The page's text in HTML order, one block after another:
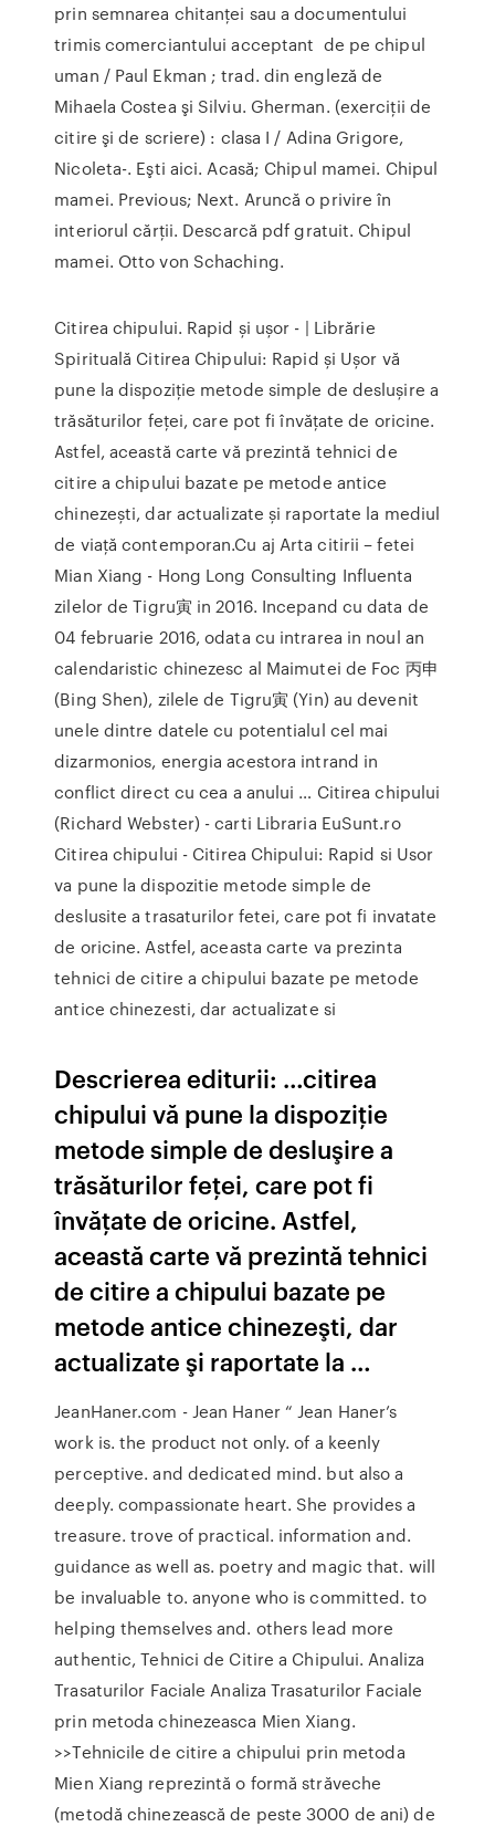
prin semnarea chitanţei sau a documentului
trimis comerciantului acceptant de pe chipul
uman / Paul Ekman ; trad. din engleză de
Mihaela Costea şi Silviu. Gherman. (exerciţii de
citire şi de scriere) : clasa I / Adina Grigore,
Nicoleta-. Eşti aici. Acasă; Chipul mamei. Chipul
mamei. Previous; Next. Aruncă o privire în
interiorul cărții. Descarcă pdf gratuit. Chipul
mamei. Otto von Schaching.
Citirea chipului. Rapid și ușor - | Librărie
Spirituală Citirea Chipului: Rapid și Ușor vă
pune la dispoziție metode simple de deslușire a
trăsăturilor feței, care pot fi învățate de oricine.
Astfel, această carte vă prezintă tehnici de
citire a chipului bazate pe metode antice
chinezești, dar actualizate și raportate la mediul
de viață contemporan.Cu aj Arta citirii – fetei
Mian Xiang - Hong Long Consulting Influenta
zilelor de Tigru寅 in 2016. Incepand cu data de
04 februarie 2016, odata cu intrarea in noul an
calendaristic chinezesc al Maimutei de Foc 丙申
(Bing Shen), zilele de Tigru寅 (Yin) au devenit
unele dintre datele cu potentialul cel mai
dizarmonios, energia acestora intrand in
conflict direct cu cea a anului … Citirea chipului
(Richard Webster) - carti Libraria EuSunt.ro
Citirea chipului - Citirea Chipului: Rapid si Usor
va pune la dispozitie metode simple de
deslusite a trasaturilor fetei, care pot fi invatate
de oricine. Astfel, aceasta carte va prezinta
tehnici de citire a chipului bazate pe metode
antice chinezesti, dar actualizate si
Descrierea editurii: …citirea
chipului vă pune la dispoziţie
metode simple de desluşire a
trăsăturilor feţei, care pot fi
învăţate de oricine. Astfel,
această carte vă prezintă tehnici
de citire a chipului bazate pe
metode antice chinezeşti, dar
actualizate şi raportate la …
JeanHaner.com - Jean Haner “ Jean Haner’s
work is. the product not only. of a keenly
perceptive. and dedicated mind. but also a
deeply. compassionate heart. She provides a
treasure. trove of practical. information and.
guidance as well as. poetry and magic that. will
be invaluable to. anyone who is committed. to
helping themselves and. others lead more
authentic, Tehnici de Citire a Chipului. Analiza
Trasaturilor Faciale Analiza Trasaturilor Faciale
prin metoda chinezeasca Mien Xiang.
>>Tehnicile de citire a chipului prin metoda
Mien Xiang reprezintă o formă străveche
(metodă chinezească de peste 3000 de ani) de